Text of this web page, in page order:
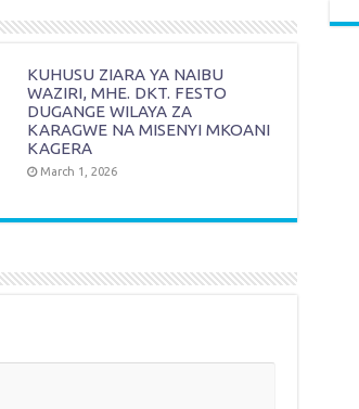
KUHUSU ZIARA YA NAIBU
WAZIRI, MHE. DKT. FESTO
DUGANGE WILAYA ZA
KARAGWE NA MISENYI MKOANI
KAGERA
March 1, 2026